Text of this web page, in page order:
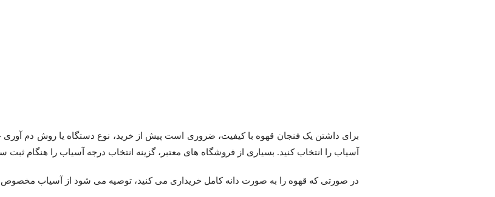
برای داشتن یک فنجان قهوه با کیفیت، ضروری است پیش از خرید، نوع دستگاه یا روش دم
آسیاب را انتخاب کنید. بسیاری از فروشگاه های معتبر، گزینه انتخاب درجه آسیاب را هنگام ثبت
در صورتی که قهوه را به صورت دانه کامل خریداری می کنید، توصیه می شود از آسیاب مخصوص